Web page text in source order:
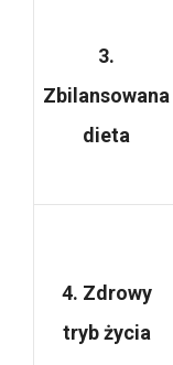
3.
Zbilansowana
dieta
4. Zdrowy
tryb życia